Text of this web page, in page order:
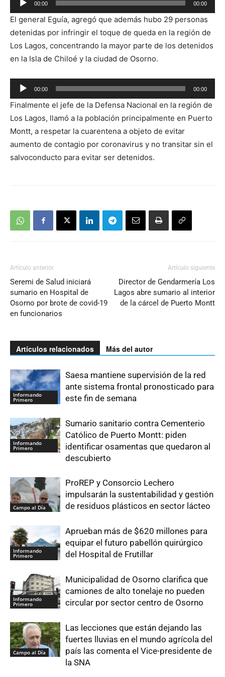
Reproductor
de
audio
00:00 00:00
El general Eguía, agregó que además hubo 29 personas
detenidas por infringir el toque de queda en la región de
Los Lagos, concentrando la mayor parte de los detenidos
en la Isla de Chiloé y la ciudad de Osorno.
Reproductor
de
audio
00:00 00:00
Finalmente el jefe de la Defensa Nacional en la región de
Los Lagos, llamó a la población principalmente en Puerto
Montt, a respetar la cuarentena a objeto de evitar
aumento de contagio por coronavirus y no transitar sin el
salvoconducto para evitar ser detenidos.
Artículo anterior
Seremi de Salud iniciará
sumario en Hospital de
Osorno por brote de covid-19
en funcionarios
Artículo siguiente
Director de Gendarmería Los
Lagos abre sumario al interior
de la cárcel de Puerto Montt
Artículos relacionados Más del autor
Informando
Primero
Saesa mantiene supervisión de la red
ante sistema frontal pronosticado para
este fin de semana
Informando
Primero
Sumario sanitario contra Cementerio
Católico de Puerto Montt: piden
identificar osamentas que quedaron al
descubierto
Campo al Día
ProREP y Consorcio Lechero
impulsarán la sustentabilidad y gestión
de residuos plásticos en sector lácteo
Informando
Primero
Aprueban más de $620 millones para
equipar el futuro pabellón quirúrgico
del Hospital de Frutillar
Informando
Primero
Municipalidad de Osorno clarifica que
camiones de alto tonelaje no pueden
circular por sector centro de Osorno
Campo al Día
Las lecciones que están dejando las
fuertes lluvias en el mundo agrícola del
país las comenta el Vice-presidente de
la SNA